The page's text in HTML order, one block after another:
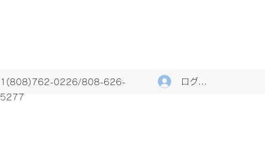
1(808)762-0226/808-626-
5277
ログイン